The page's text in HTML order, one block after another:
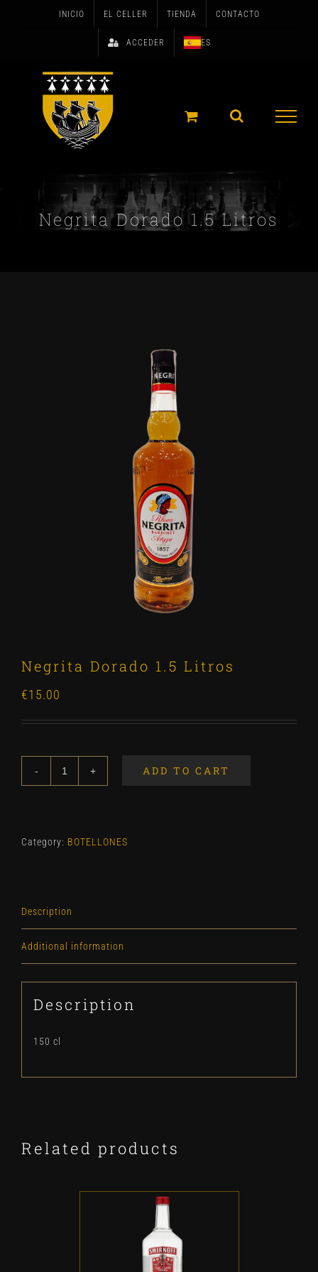
INICIO EL CELLER TIENDA CONTACTO
ACCEDER ES
Negrita Dorado 1.5 Litros
Negrita Dorado 1.5 Litros
€15.00
Litros
ADD TO CART
Category: BOTELLONES
Description
Additional information
Description
150 cl
Related products